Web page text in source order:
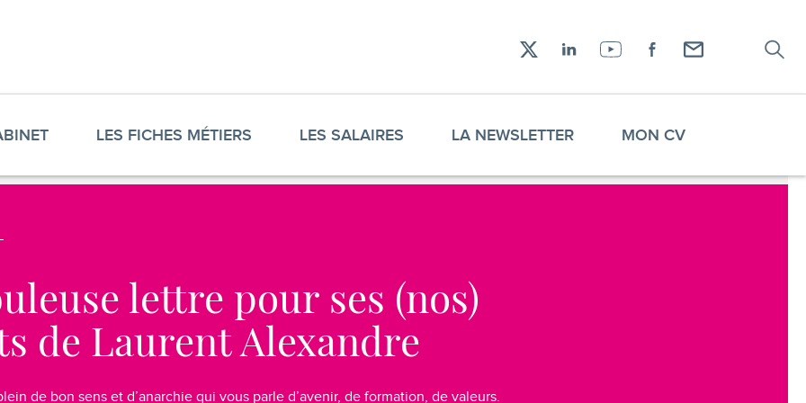
Réseaux
LES FICHES MÉTIERS LES SALAIRES LA NEWSLETTER MON CV
lettre pour ses (nos)
de Laurent Alexandre
de bon sens et d’anarchie qui vous parle d’avenir, de formation, de valeurs.